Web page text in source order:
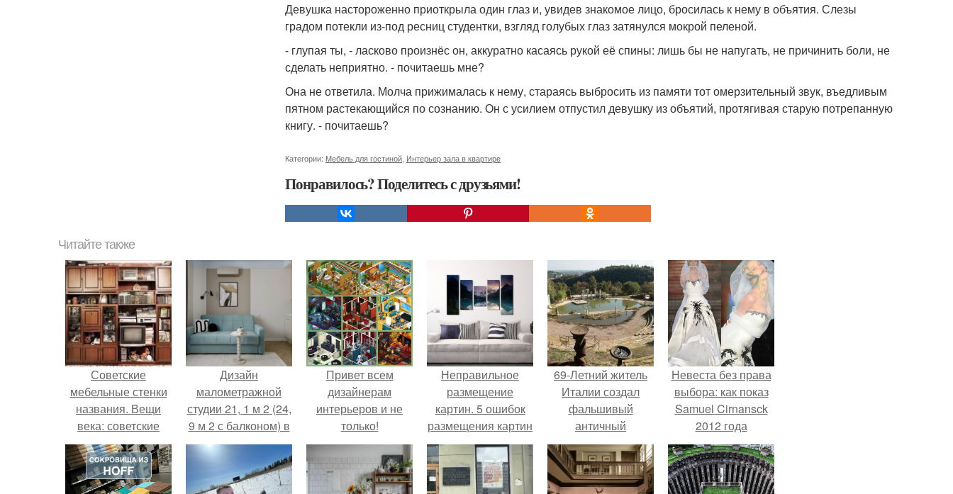
Девушка настороженно приоткрыла один глаз и, увидев знакомое лицо, бросилась к нему в объятия. Слезы
градом потекли из-под ресниц студентки, взгляд голубых глаз затянулся мокрой пеленой.
- глупая ты, - ласково произнёс он, аккуратно касаясь рукой её спины: лишь бы не напугать, не причинить боли, не
сделать неприятно. - почитаешь мне?
Она не ответила. Молча прижималась к нему, стараясь выбросить из памяти тот омерзительный звук, въедливым
пятном растекающийся по сознанию. Он с усилием отпустил девушку из объятий, протягивая старую потрепанную
книгу. - почитаешь?
Категории: Мебель для гостиной Интерьер зала в квартире
Понравилось? Поделитесь с друзьями!
Читайте также
Советские
мебельные стенки
названия. Вещи
века: советские
стенки 80-х.
Дизайн
малометражной
студии 21, 1 м 2 (24,
9 м 2 с балконом) в
Краснодаре.
Привет всем
дизайнерам
интерьеров и не
только!
Неправильное
размещение
картин. 5 ошибок
размещения картин
на стенах
69-Летний житель
Италии создал
фальшивый
античный
амфитеатр и
долгое время
успешно выдавал
Невеста без права
выбора: как показ
Samuel Cirnansck
2012 года
превратил подиум
в манифест против
принуждения.